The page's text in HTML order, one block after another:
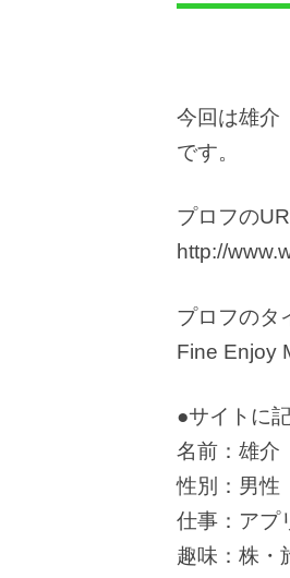
今回は雄介
です。
プロフの
http://
プロフのタ
Fine Enjoy
●サイトに
名前：雄介
性別：男性
仕事：アプ
趣味：株・